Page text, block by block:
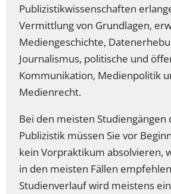
Publizistikwissenschaften
Vermittlung von Grundlagen,
Mediengeschichte,
Journalismus, politische und
Kommunikation, Medienpolitik
Medienrecht.
Bei den meisten Studiengängen
Publizistik müssen Sie vor
kein Vorpraktikum absolvieren,
in den meisten Fällen
Studienverlauf wird meistens